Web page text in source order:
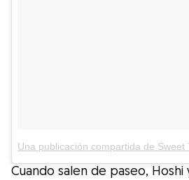
Cuando salen de paseo, Hoshi